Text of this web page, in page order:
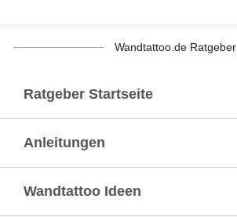
Wandtattoo.de Ratgeber
Ratgeber Startseite
Anleitungen
Wandtattoo Ideen